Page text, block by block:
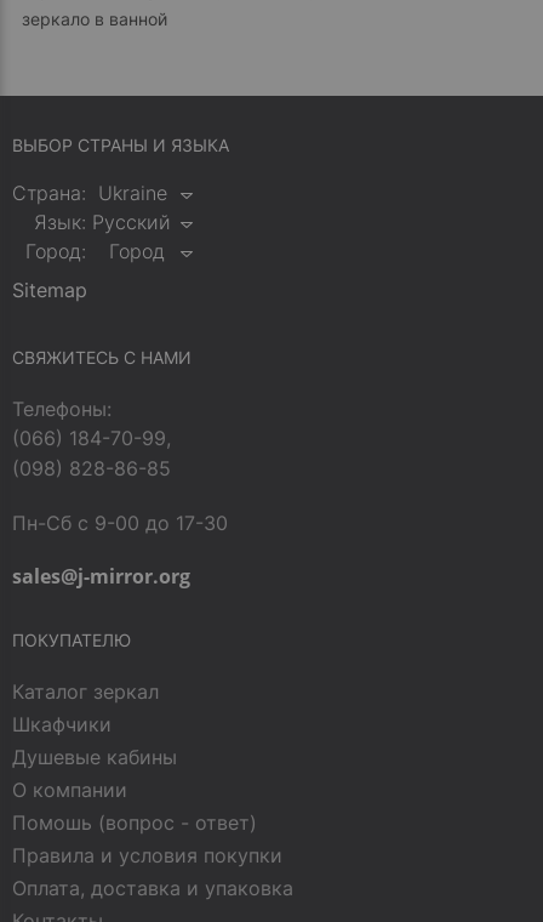
зеркало в ванной
ВЫБОР СТРАНЫ И ЯЗЫКА
Страна: Ukraine
Язык: Русский
Город:
Город
Sitemap
СВЯЖИТЕСЬ С НАМИ
Телефоны:
(066) 184-70-99,
(098) 828-86-85
Пн-Сб с 9-00 до 17-30
sales@j-mirror.org
ПОКУПАТЕЛЮ
Каталог зеркал
Шкафчики
Душевые кабины
О компании
Помошь (вопрос - ответ)
Правила и условия покупки
Оплата, доставка и упаковка